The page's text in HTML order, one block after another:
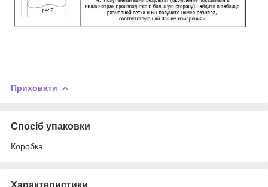
Приховати
Спосіб упаковки
Коробка
Характеристики